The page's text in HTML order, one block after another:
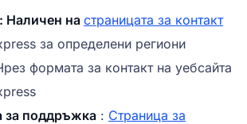
Наличен на страницата за контакт
за определени региони
формата за контакт на уебсайта
за поддръжка : Страница за